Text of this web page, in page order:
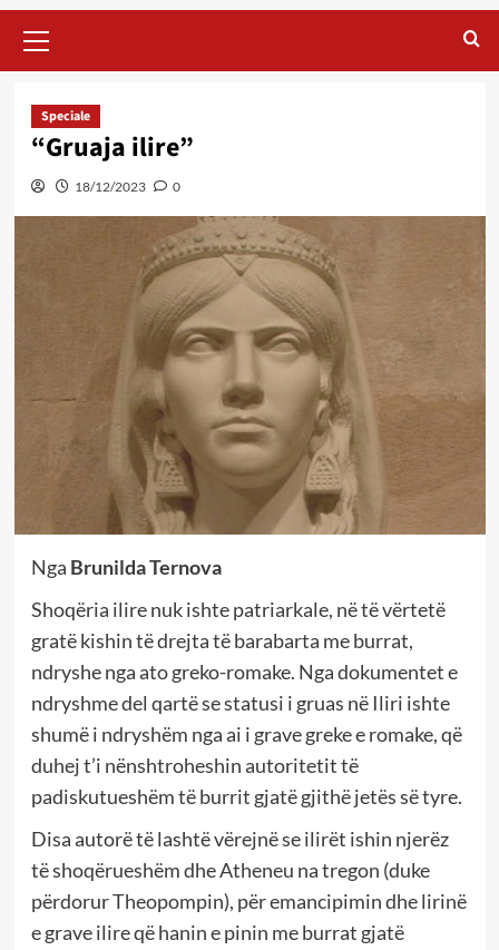
Menu
Speciale
“Gruaja ilire”
18/12/2023 0
Nga Brunilda Ternova
Shoqëria ilire nuk ishte patriarkale, në të vërtetë
gratë kishin të drejta të barabarta me burrat,
ndryshe nga ato greko-romake. Nga dokumentet e
ndryshme del qartë se statusi i gruas në Iliri ishte
shumë i ndryshëm nga ai i grave greke e romake, që
duhej t’i nënshtroheshin autoritetit të
padiskutueshëm të burrit gjatë gjithë jetës së tyre.
Disa autorë të lashtë vërejnë se ilirët ishin njerëz
të shoqërueshëm dhe Atheneu na tregon (duke
përdorur Theopompin), për emancipimin dhe lirinë
e grave ilire që hanin e pinin me burrat gjatë